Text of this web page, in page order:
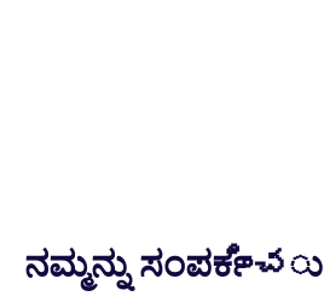
ನಮ್ಮನ್ನು ಸಂಪರ್ಕించು